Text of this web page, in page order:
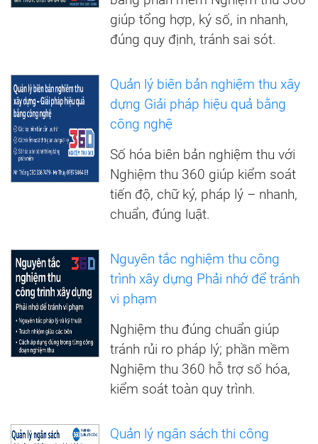
giúp tổng hợp, ký số, in nhanh,
đúng quy định, tránh sai sót.
Quản lý biên bản nghiệm thu xây
dựng Giải pháp hiệu quả bằng
công nghệ
Số hóa biên bản nghiệm thu với
Nghiệm thu 360 giúp kiểm soát
tiến độ, chữ ký, pháp lý – nhanh,
chuẩn, đúng luật.
Nguyên tắc nghiệm thu công
trình xây dựng Phải nhớ để tránh
vi phạm
Nghiệm thu đúng chuẩn giúp
tránh rủi ro pháp lý; phần mềm
Nghiệm thu 360 hỗ trợ số hóa,
kiểm soát toàn quy trình.
Quản lý ngân sách thi công